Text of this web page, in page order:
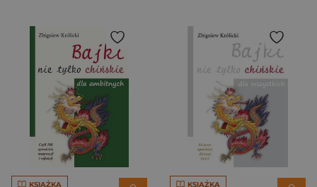
KSIĄŻKA KSIĄŻKA